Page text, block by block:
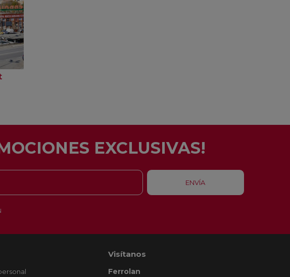
EXCLUSIVAS!
Visítanos
Ferrolan